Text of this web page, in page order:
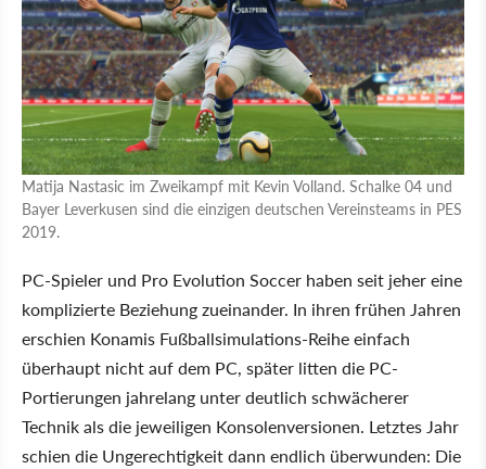
Matija Nastasic im Zweikampf mit Kevin Volland. Schalke 04 und
Bayer Leverkusen sind die einzigen deutschen Vereinsteams in PES
2019.
PC-Spieler und Pro Evolution Soccer haben seit jeher eine
komplizierte Beziehung zueinander. In ihren frühen Jahren
erschien Konamis Fußballsimulations-Reihe einfach
überhaupt nicht auf dem PC, später litten die PC-
Portierungen jahrelang unter deutlich schwächerer
Technik als die jeweiligen Konsolenversionen. Letztes Jahr
schien die Ungerechtigkeit dann endlich überwunden: Die